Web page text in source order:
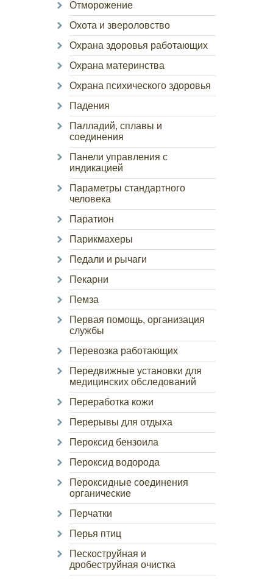
Отморожение
Охота и звероловство
Охрана здоровья работающих
Охрана материнства
Охрана психического здоровья
Падения
Палладий, сплавы и
соединения
Панели управления с
индикацией
Параметры стандартного
человека
Паратион
Парикмахеры
Педали и рычаги
Пекарни
Пемза
Первая помощь, организация
службы
Перевозка работающих
Передвижные установки для
медицинских обследований
Переработка кожи
Перерывы для отдыха
Пероксид бензоила
Пероксид водорода
Пероксидные соединения
органические
Перчатки
Перья птиц
Пескоструйная и
дробеструйная очистка